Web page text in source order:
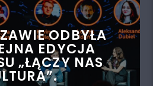
ODBYŁA
EDYCJA
„ŁĄCZY NAS